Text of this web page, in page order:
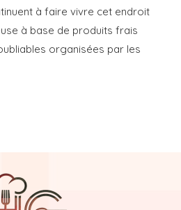
à faire vivre cet endroit
à base de produits frais
organisées par les